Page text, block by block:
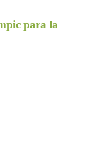
para la